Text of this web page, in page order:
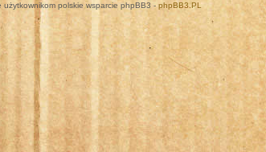
użytkownikom polskie wsparcie phpBB3 - phpBB3.PL